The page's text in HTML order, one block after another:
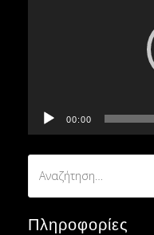
00:00
για:
Πληροφορίες